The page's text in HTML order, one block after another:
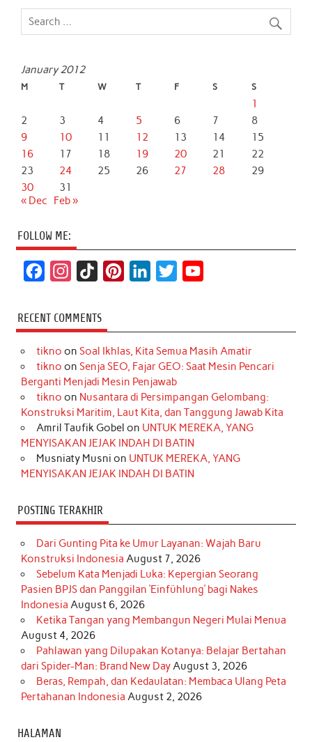
January 2012
M T W T F S S
1
2
3 4 5 6 7
8
9
10 11 12 13 14
15
16
17 18 19 20 21
22
23
24 25 26 27 28
29
30
31
« Dec
Feb »
FOLLOW ME:
c
e
b
o
k
s
t
a
r
a
m
k
T
o
k
t
e
r
e
s
t
k
e
d
I
n
t
t
r
T
u
e
RECENT COMMENTS
tikno on Soal Ikhlas, Kita Semua Masih Amatir
tikno on Senja SEO, Fajar GEO: Saat Mesin Pencari
Berganti Menjadi Mesin Penjawab
tikno on Nusantara di Persimpangan Gelombang:
Konstruksi Maritim, Laut Kita, dan Tanggung Jawab Kita
Amril Taufik Gobel on UNTUK MEREKA, YANG
MENYISAKAN JEJAK INDAH DI BATIN
Musniaty Musni on UNTUK MEREKA, YANG
MENYISAKAN JEJAK INDAH DI BATIN
POSTING TERAKHIR
Dari Gunting Pita ke Umur Layanan: Wajah Baru
Konstruksi Indonesia August 7, 2026
Sebelum Kata Menjadi Luka: Kepergian Seorang
Pasien BPJS dan Panggilan ‘Einfühlung’ bagi Nakes
Indonesia August 6, 2026
Ketika Tangan yang Membangun Negeri Mulai Menua
August 4, 2026
Pahlawan yang Dilupakan Kotanya: Belajar Bertahan
dari Spider-Man: Brand New Day August 3, 2026
Beras, Rempah, dan Kedaulatan: Membaca Ulang Peta
Pertahanan Indonesia August 2, 2026
HALAMAN